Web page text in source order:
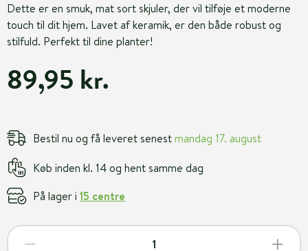
Dette er en smuk, mat sort skjuler, der vil tilføje et moderne
touch til dit hjem. Lavet af keramik, er den både robust og
stilfuld. Perfekt til dine planter!
89,95 kr.
Bestil nu og få leveret senestmandag 17. august
Køb inden kl. 14 og hent samme dag
På lager i 15 centre